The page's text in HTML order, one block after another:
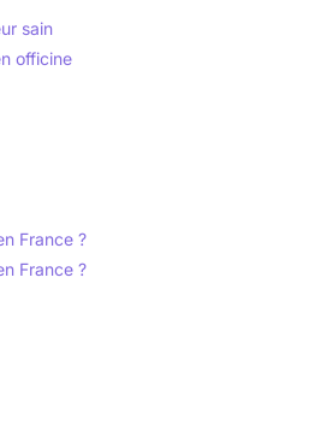
sain
officine
France ?
France ?